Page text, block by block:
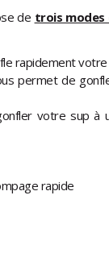
de trois
rapidement votre
permet de
votre sup à
rapide